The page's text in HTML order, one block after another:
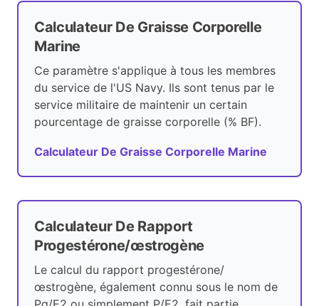
Calculateur De Graisse Corporelle
Marine
Ce paramètre s'applique à tous les membres
du service de l'US Navy. Ils sont tenus par le
service militaire de maintenir un certain
pourcentage de graisse corporelle (% BF).
Calculateur De Graisse Corporelle Marine
Calculateur De Rapport
Progestérone/œstrogène
Le calcul du rapport progestérone/
œstrogène, également connu sous le nom de